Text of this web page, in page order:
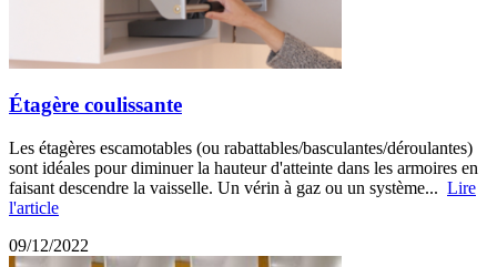
Étagère coulissante
Les étagères escamotables (ou rabattables/basculantes/déroulantes)
sont idéales pour diminuer la hauteur d'atteinte dans les armoires en
faisant descendre la vaisselle. Un vérin à gaz ou un système... Lire
l'article
09/12/2022